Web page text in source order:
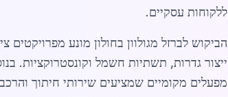
ללקוחות עסקיים.
הביקוש לברזל מגולוון בחולון מונע
ייצור גדרות, תשתיות חשמל וקונסטרוקציות.
מפעלים מקומיים שמציעים שירותי חיתוך